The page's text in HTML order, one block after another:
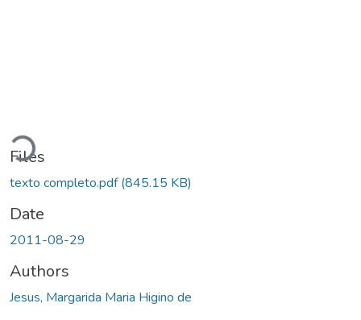
Loading...
Files
texto completo.pdf(845.15 KB)
Date
2011-08-29
Authors
Jesus, Margarida Maria Higino de